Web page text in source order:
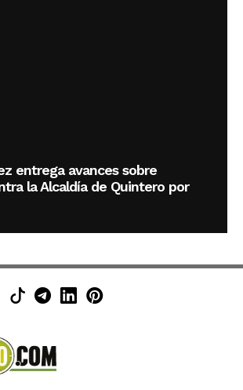
entrega avances sobre
la Alcaldía de Quintero por
en Facebook
en Instagram
en X (Twitter)
Minuto30 en TikTok
Canal de Minuto30 en
Minuto30 en LinkedIn
Minuto30 en